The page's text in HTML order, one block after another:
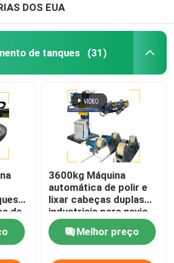
DOS EUA
de tanques (31)
de
de
3600kg Máquina
automática de polir e
lixar cabeças duplas
industriais para navio-
tanque
Melhor preço